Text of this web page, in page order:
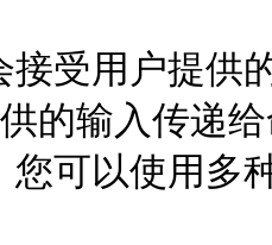
接受用户提供
的输入传递
您可以使用多